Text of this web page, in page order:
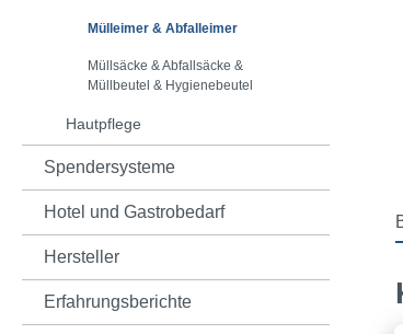
Mülleimer & Abfalleimer
Müllsäcke & Abfallsäcke &
Müllbeutel & Hygienebeutel
Hautpflege
Spendersysteme
Hotel und Gastrobedarf
Hersteller
Erfahrungsberichte